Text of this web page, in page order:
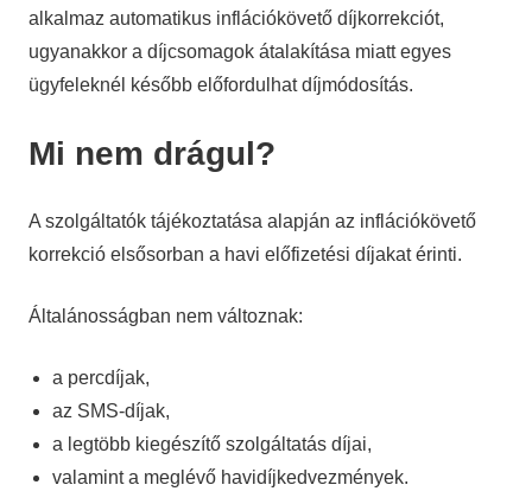
alkalmaz automatikus inflációkövető díjkorrekciót,
ugyanakkor a díjcsomagok átalakítása miatt egyes
ügyfeleknél később előfordulhat díjmódosítás.
Mi nem drágul?
A szolgáltatók tájékoztatása alapján az inflációkövető
korrekció elsősorban a havi előfizetési díjakat érinti.
Általánosságban nem változnak:
a percdíjak,
az SMS-díjak,
a legtöbb kiegészítő szolgáltatás díjai,
valamint a meglévő havidíjkedvezmények.